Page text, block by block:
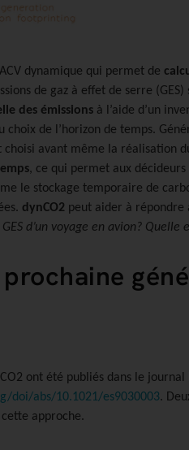
dynamique qui permet de
de gaz à effet de serre
des émissions à l’aide d’un
de l’horizon de temps.
choisi avant même la réalisation
, ce qui permet aux
le stockage temporaire de
dynCO2 peut aider à répondre
d’un voyage en avion?
ont été publiés dans le
doi/abs/10.1021/es9030003.
approche.